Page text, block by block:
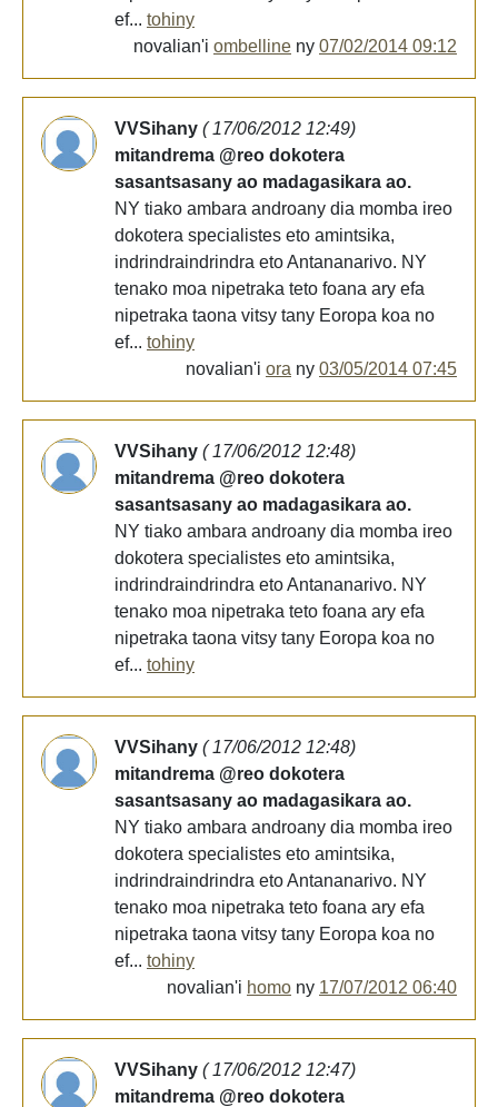
ef... tohiny
novalian'i ombelline ny 07/02/2014 09:12
VVSihany ( 17/06/2012 12:49)
mitandrema @reo dokotera
sasantsasany ao madagasikara ao.
NY tiako ambara androany dia momba ireo
dokotera specialistes eto amintsika,
indrindraindrindra eto Antananarivo. NY
tenako moa nipetraka teto foana ary efa
nipetraka taona vitsy tany Eoropa koa no
ef... tohiny
novalian'i ora ny 03/05/2014 07:45
VVSihany ( 17/06/2012 12:48)
mitandrema @reo dokotera
sasantsasany ao madagasikara ao.
NY tiako ambara androany dia momba ireo
dokotera specialistes eto amintsika,
indrindraindrindra eto Antananarivo. NY
tenako moa nipetraka teto foana ary efa
nipetraka taona vitsy tany Eoropa koa no
ef... tohiny
VVSihany ( 17/06/2012 12:48)
mitandrema @reo dokotera
sasantsasany ao madagasikara ao.
NY tiako ambara androany dia momba ireo
dokotera specialistes eto amintsika,
indrindraindrindra eto Antananarivo. NY
tenako moa nipetraka teto foana ary efa
nipetraka taona vitsy tany Eoropa koa no
ef... tohiny
novalian'i homo ny 17/07/2012 06:40
VVSihany ( 17/06/2012 12:47)
mitandrema @reo dokotera